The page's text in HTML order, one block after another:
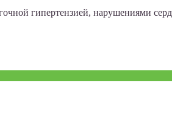
гипертензией, нарушениями